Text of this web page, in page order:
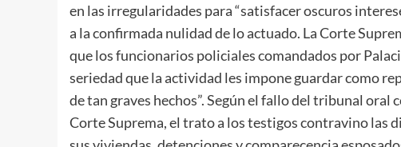
en las irregularidades para “satisfacer oscuros
a la confirmada nulidad de lo actuado. La Corte
que los funcionarios policiales comandados por
seriedad que la actividad les impone guardar como
de tan graves hechos”. Según el fallo del tribunal oral
Corte Suprema, el trato a los testigos contravino las